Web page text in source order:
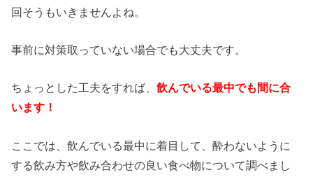
回そうもいきませんよね。
事前に対策取っていない場合でも大丈夫です。
ちょっとした工夫をすれば、飲んでいる最中でも間に合
います！
ここでは、飲んでいる最中に着目して、酔わないように
する飲み方や飲み合わせの良い食べ物について調べまし